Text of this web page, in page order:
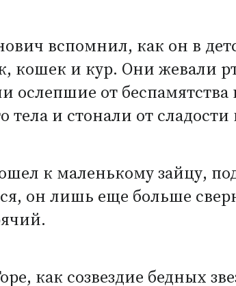
вспомнил, как он в
кошек и кур. Они жевали
ослепшие от
тела и стонали от
к маленькому зайцу,
он лишь еще больше
как созвездие бедных